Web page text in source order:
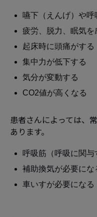
嚥下（えんげ）や呼
疲労、脱力、眠気を
起床時に頭痛がする
集中力が低下する
気分が変動する
CO2値が高くなる
患者さんによっては、
あります。
呼吸筋（呼吸に関
補助換気が必要にな
車いすが必要になる